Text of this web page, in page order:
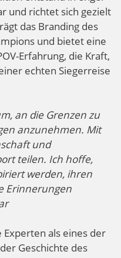
und richtet sich gezielt
das Branding des
und bietet eine
Erfahrung, die Kraft,
echten Siegerreise
an die Grenzen zu
anzunehmen. Mit
und
teilen. Ich hoffe,
werden, ihren
Erinnerungen
Experten als eines der
Geschichte des